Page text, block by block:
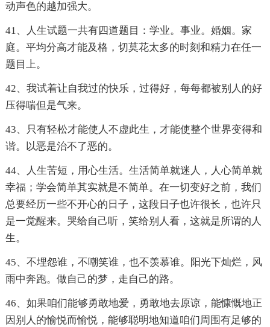
动声色的越加强大。
41、人生试题一共有四道题目：学业。事业。婚姻。家
庭。平均分高才能及格，切莫花太多的时刻和精力在任一
题目上。
42、我试着让自我过的快乐，过得好，每每都被别人的好
压得喘但是气来。
43、只有轻松才能使人不虚此生，才能使整个世界变得和
谐。以恶是治不了恶的。
44、人生苦短，用心生活。生活简单就迷人，人心简单就
幸福；学会简单其实就是不简单。在一切变好之前，我们
总要经历一些不开心的日子，这段日子也许很长，也许只
是一觉醒来。哭给自己听，笑给别人看，这就是所谓的人
生。
45、不埋怨谁，不嘲笑谁，也不羡慕谁。阳光下灿烂，风
雨中奔跑。做自己的梦，走自己的路。
46、如果咱们能够勇敢地爱，勇敢地去原谅，能慷慨地正
因别人的愉悦而愉悦，能够聪明地知道咱们周围有足够的